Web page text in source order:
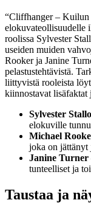
“Cliffhanger – Kuilun
elokuvateollisuudelle
roolissa Sylvester
useiden muiden
Rooker ja Janine
pelastustehtävistä.
liittyvistä rooleista
kiinnostavat lisäfaktat
Sylvester
elokuville
Michael
joka on jättänyt
Janine Turner
tunteelliset ja
Taustaa ja